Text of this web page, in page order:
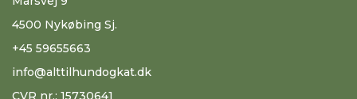
4500 Nykøbing Sj.
+45 59655663
info@alttilhundogkat.dk
CVR nr.: 15730641